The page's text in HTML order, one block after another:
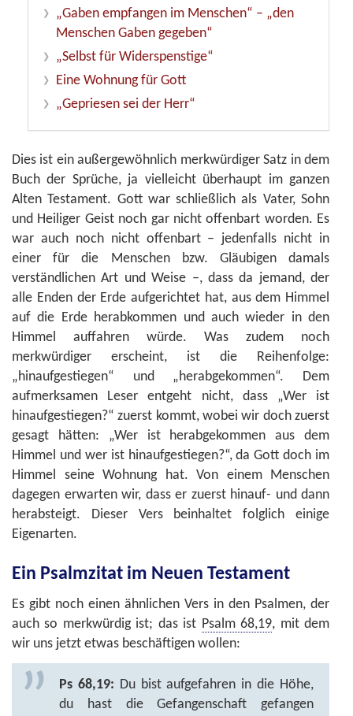
„Gaben empfangen im Menschen“ – „den
Menschen Gaben gegeben“
„Selbst für Widerspenstige“
Eine Wohnung für Gott
„Gepriesen sei der Herr“
Dies ist ein außergewöhnlich merkwürdiger Satz in dem
Buch der Sprüche, ja vielleicht überhaupt im ganzen
Alten Testament. Gott war schließlich als Vater, Sohn
und Heiliger Geist noch gar nicht offenbart worden. Es
war auch noch nicht offenbart – jedenfalls nicht in
einer für die Menschen bzw. Gläubigen damals
verständlichen Art und Weise –, dass da jemand, der
alle Enden der Erde aufgerichtet hat, aus dem Himmel
auf die Erde herabkommen und auch wieder in den
Himmel auffahren würde. Was zudem noch
merkwürdiger erscheint, ist die Reihenfolge:
„hinaufgestiegen“ und „herabgekommen“. Dem
aufmerksamen Leser entgeht nicht, dass „Wer ist
hinaufgestiegen?“ zuerst kommt, wobei wir doch zuerst
gesagt hätten: „Wer ist herabgekommen aus dem
Himmel und wer ist hinaufgestiegen?“, da Gott doch im
Himmel seine Wohnung hat. Von einem Menschen
dagegen erwarten wir, dass er zuerst hinauf- und dann
herabsteigt. Dieser Vers beinhaltet folglich einige
Eigenarten.
Ein Psalmzitat im Neuen Testament
Es gibt noch einen ähnlichen Vers in den Psalmen, der
auch so merkwürdig ist; das ist Psalm 68,19, mit dem
wir uns jetzt etwas beschäftigen wollen:
Ps 68,19: Du bist aufgefahren in die Höhe,
du hast die Gefangenschaft gefangen